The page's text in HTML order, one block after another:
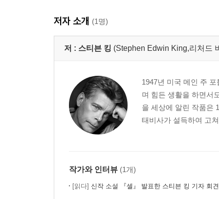
저자 소개 (1명)
저 : 스티븐 킹 (Stephen Edwin King,리처드
1947년 미국 메인 주
며 힘든 생활을 하면서
을 세상에 알린 작품은
태비사가 설득하여 고
작가와 인터뷰 (1개)
[읽다] 신작 소설 『셀』 발표한 스티븐 킹 기자 회